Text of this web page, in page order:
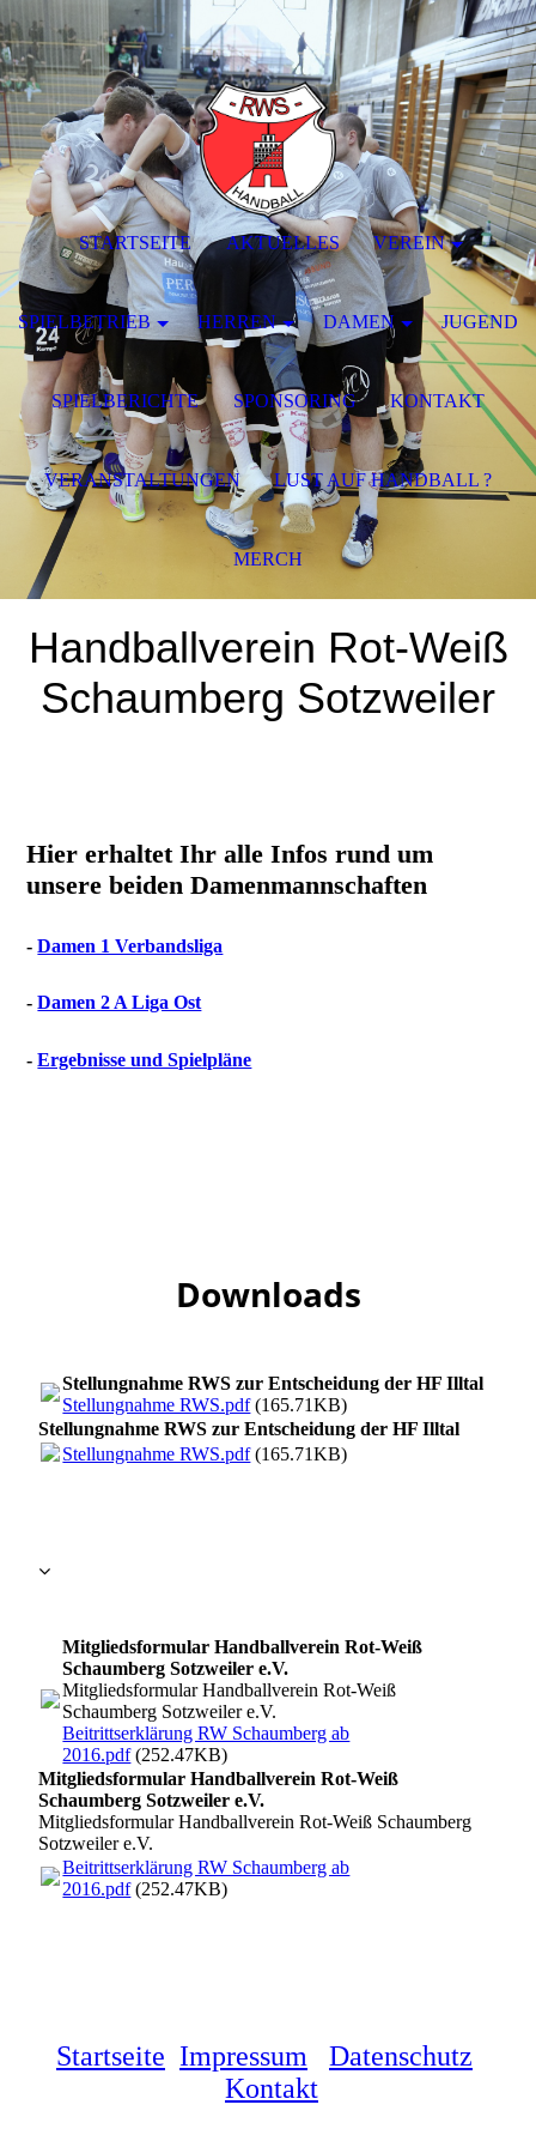
Handballverein Rot-Weiß
Schaumberg Sotzweiler
Hier erhaltet Ihr alle Infos rund um
unsere beiden Damenmannschaften
-Damen 1 Verbandsliga
-Damen 2 A Liga Ost
-Ergebnisse und Spielpläne
Downloads
Stellungnahme RWS zur Entscheidung der HF Illtal
Stellungnahme RWS.pdf(165.71KB)
Stellungnahme RWS zur Entscheidung der HF Illtal
Stellungnahme RWS.pdf(165.71KB)
Mitgliedsformular Handballverein Rot-Weiß
Schaumberg Sotzweiler e.V.
Mitgliedsformular Handballverein Rot-Weiß
Schaumberg Sotzweiler e.V.
Beitrittserklärung RW Schaumberg ab
2016.pdf(252.47KB)
Mitgliedsformular Handballverein Rot-Weiß
Schaumberg Sotzweiler e.V.
Mitgliedsformular Handballverein Rot-Weiß Schaumberg
Sotzweiler e.V.
Beitrittserklärung RW Schaumberg ab
2016.pdf(252.47KB)
Startseite Impressum
Datenschutz
Kontakt
STARTSEITE AKTUELLES VEREIN
SPIELBETRIEB HERREN DAMEN JUGEND
SPIELBERICHTE SPONSORING KONTAKT
VERANSTALTUNGEN LUST AUF HANDBALL ?
MERCH